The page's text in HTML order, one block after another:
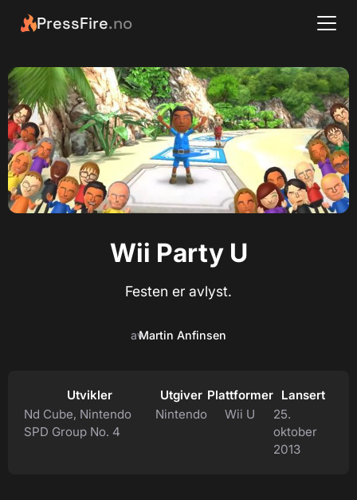
PressFire.no
Wii Party U
Festen er avlyst.
avMartin Anfinsen
Utvikler
Nd Cube, Nintendo
SPD Group No. 4
Utgiver
Nintendo
Plattformer
Wii U
Lansert
25.
oktober
2013